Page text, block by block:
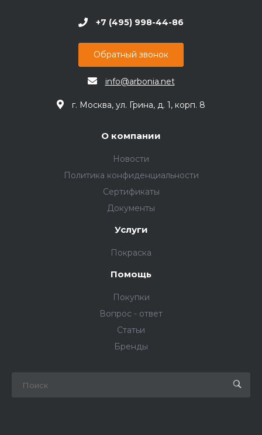
+7 (495) 998-44-86
Обратный звонок
info@arbonia.net
г. Москва, ул. Грина, д. 1, корп. 8
О компании
Новости
Политика конфиденциальности
Сертификаты
Документы
Услуги
Покраска
Помощь
Покупки
Вопрос - ответ
Статьи
Бренды